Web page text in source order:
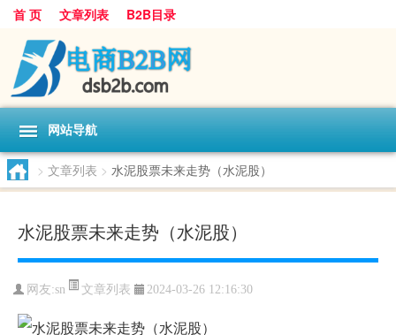
首 页 文章列表 B2B目录
网站导航
> 文章列表 > 水泥股票未来走势（水泥股）
水泥股票未来走势（水泥股）
网友:sn 文章列表 2024-03-26 12:16:30